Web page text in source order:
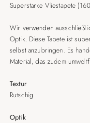
Superstarke Vliestapete
Wir verwenden
Optik. Diese Tapete ist
selbst anzubringen. Es
Material, das zudem
Textur
Rutschig
Optik